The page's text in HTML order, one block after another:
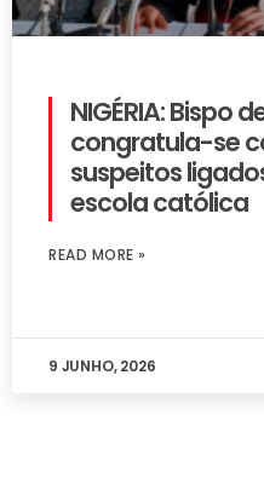
NIGÉRIA: Bispo
congratula-se
suspeitos
escola católica
READ MORE »
9 JUNHO, 2026